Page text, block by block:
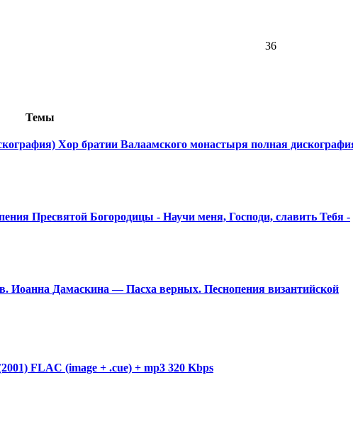
36
Темы
Хор братии Валаамского монастыря полная
Пресвятой Богородицы - Научи меня, Господи, славить Тебя -
Иоанна Дамаскина — Пасха верных. Песнопения византийской
FLAC (image + .cue) + mp3 320 Kbps